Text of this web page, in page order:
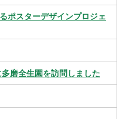
ポスターデザインプロジェ
磨全生園を訪問しました